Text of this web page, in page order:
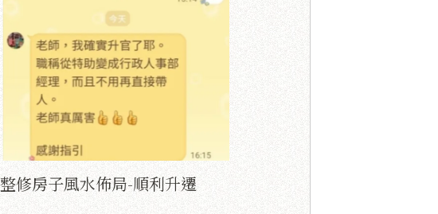
整修房子風水佈局-順利升遷